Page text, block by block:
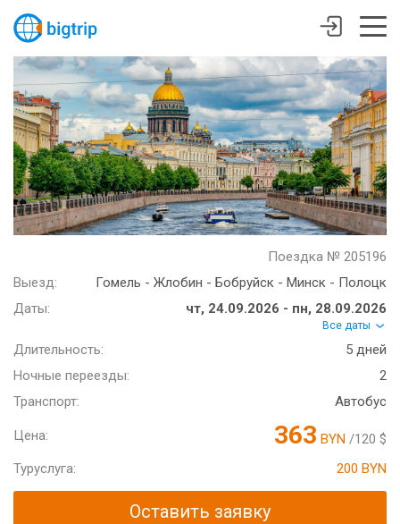
Поездка № 205196
Выезд:
Гомель - Жлобин - Бобруйск - Минск - Полоцк
Даты:
чт, 24.09.2026 - пн, 28.09.2026
Все даты
Длительность:
5 дней
Ночные переезды:
2
Транспорт:
Автобус
Цена: 363 BYN /120 $
Туруслуга:
200 BYN
Оставить заявку